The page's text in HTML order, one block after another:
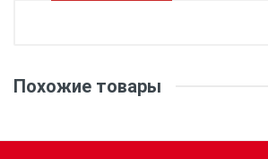
Похожие товары